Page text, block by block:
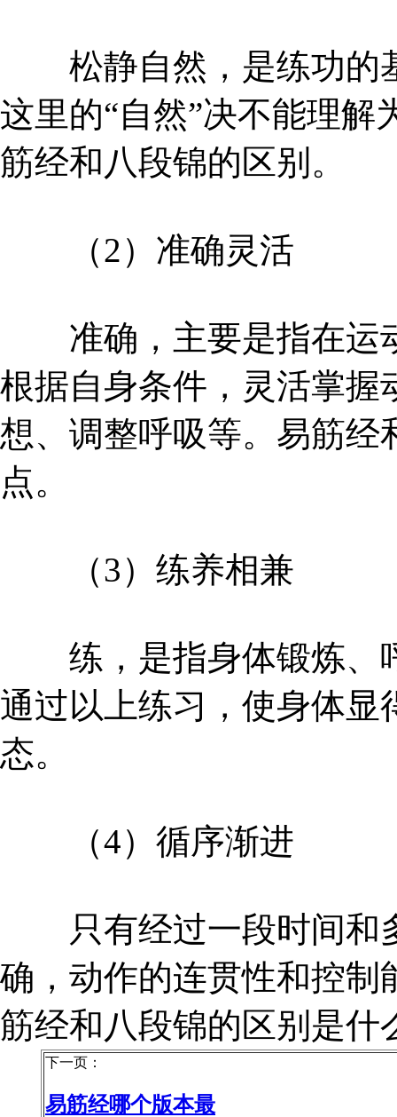
松静自然，是练功的
这里的“自然”决不能理解
筋经和八段锦的区别。
（2）准确灵活
准确，主要是指在运
根据自身条件，灵活掌握
想、调整呼吸等。易筋经
点。
（3）练养相兼
练，是指身体锻炼、
通过以上练习，使身体显
态。
（4）循序渐进
只有经过一段时间和
确，动作的连贯性和控制
筋经和八段锦的区别是什
下一页：
易筋经哪个版本最